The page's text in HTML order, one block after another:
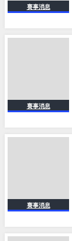
賽事消息
賽事消息
賽事消息